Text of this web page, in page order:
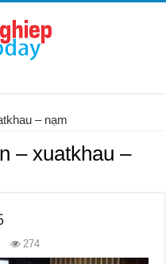
– nạm
– xuatkhau –
274